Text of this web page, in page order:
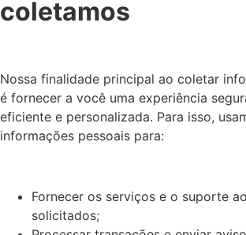
coletamos
Nossa finalidade principal ao coletar
é fornecer a você uma experiência
eficiente e personalizada. Para isso,
informações pessoais para:
Fornecer os serviços e o suporte
solicitados;